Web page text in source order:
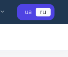
ua ru